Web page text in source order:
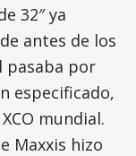
32″ ya
antes de los
pasaba por
especificado,
mundial.
Maxxis hizo